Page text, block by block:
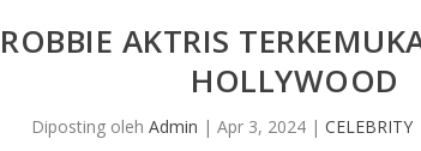
AKTRIS
HOLLYWOOD
Diposting oleh Admin | Apr 3, 2024| CELEBRITY